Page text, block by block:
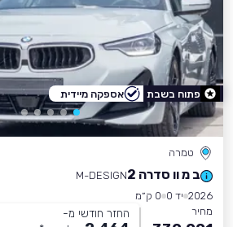
טמרה
ב מ וו סדרה 2
M-DESIGN
2026 יד 0
0 ק״מ
מחיר
החזר חודשי מ-
פתוח בשבת אספקה מיידית